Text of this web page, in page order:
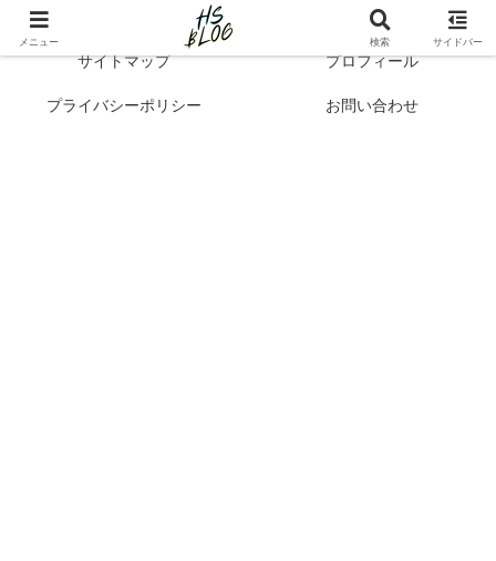
Hibi no Shikou | 最新トレンドで知るシンプルライフと自己成長
サイトマップ プロフィール
プライバシーポリシー お問い合わせ
メニュー 検索 サイドバー